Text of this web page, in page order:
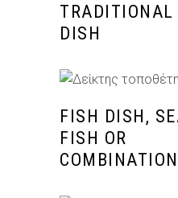
TRADITIONAL
DISH
ΠΡΟΣΘΉΚΗ
FISH DISH,
FISH OR
COMBINATION